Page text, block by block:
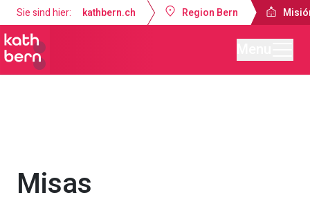
Sie sind hier: kathbern.ch Region Bern
Misas